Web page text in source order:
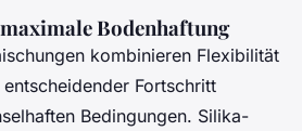
Bodenhaftung
kombinieren Flexibilität
Fortschritt
Bedingungen. Silika-